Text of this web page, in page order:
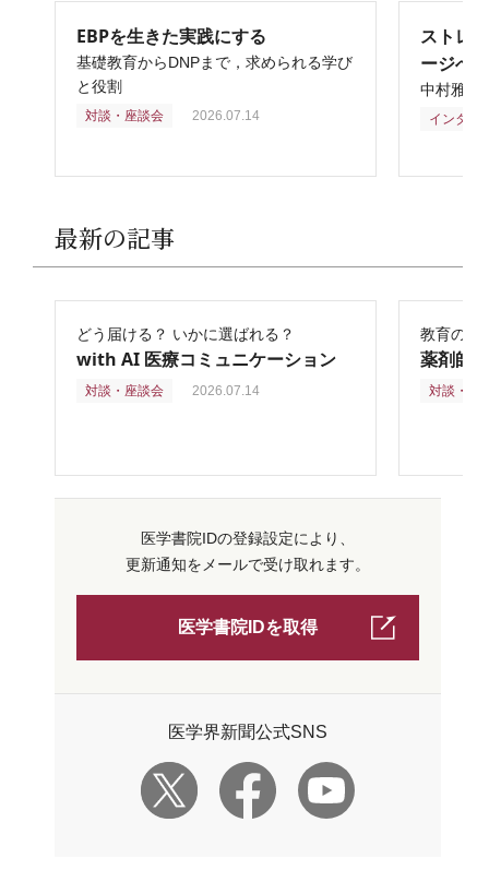
EBPを生きた実践にする
基礎教育からDNPまで，求められる学び
と役割
対談・座談会 2026.07.14
ストレ
ージへ
中村雅俊
インタビ
最新の記事
どう届ける？ いかに選ばれる？
with AI 医療コミュニケーション
対談・座談会 2026.07.14
教育の再
薬剤師
対談・座
医学書院IDの登録設定により、
更新通知をメールで受け取れます。
医学書院IDを取得
医学界新聞公式SNS